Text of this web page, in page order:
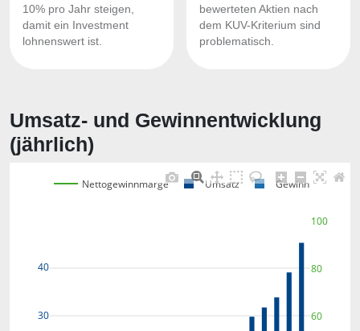
10% pro Jahr steigen,
damit ein Investment
lohnenswert ist.
bewerteten Aktien nach
dem KUV-Kriterium sind
problematisch.
Umsatz- und Gewinnentwicklung
(jährlich)
30
40
60
80
100
Nettogewinnmarge Umsatz Gewinn